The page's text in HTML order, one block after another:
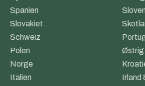
Spanien
Slovakiet
Schweiz
Polen
Østrig
Norge
Italien
Irland